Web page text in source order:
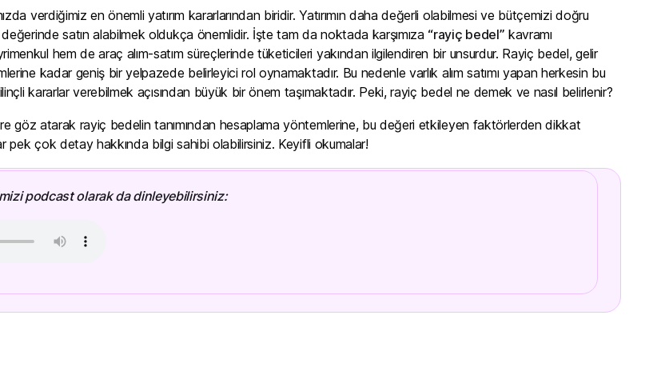
edili . <br><br> T apu
verdiğimiz en önemli yatırım kararlarından biridir. Yatırımın daha değerli olabilmesi ve bütçemizi doğru
satın alabilmek oldukça önemlidir. İşte tam da noktada karşımıza “rayiç bedel” kavramı
hem de araç alım-satım süreçlerinde tüketicileri yakından ilgilendiren bir unsurdur. Rayiç bedel, gelir
kadar geniş bir yelpazede belirleyici rol oynamaktadır. Bu nedenle varlık alım satımı yapan herkesin bu
kararlar verebilmek açısından büyük bir önem taşımaktadır. Peki, rayiç bedel ne demek ve nasıl belirlenir?
göz atarak rayiç bedelin tanımından hesaplama yöntemlerine, bu değeri etkileyen faktörlerden dikkat
pek çok detay hakkında bilgi sahibi olabilirsiniz. Keyifli okumalar!
podcast olarak da dinleyebilirsiniz: